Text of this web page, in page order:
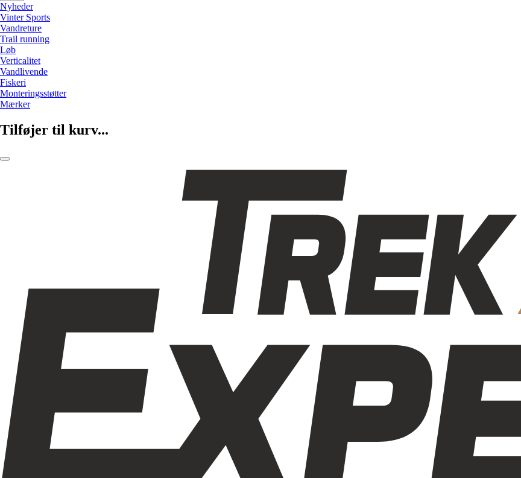
Nyheder
Vinter Sports
Vandreture
Trail running
Løb
Verticalitet
Vandlivende
Fiskeri
Monteringsstøtter
Mærker
Tilføjer til kurv...